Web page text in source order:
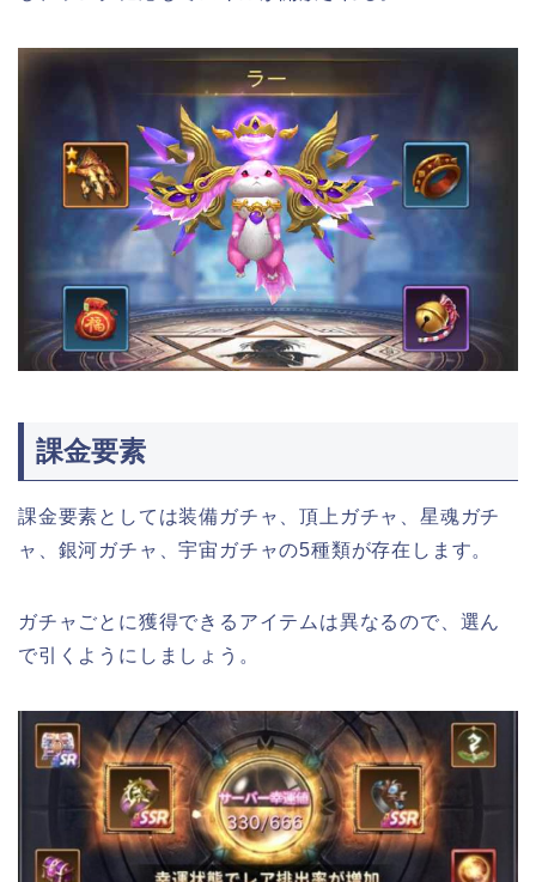
課金要素
課金要素としては装備ガチャ、頂上ガチャ、星魂ガチ
ャ、銀河ガチャ、宇宙ガチャの5種類が存在します。
ガチャごとに獲得できるアイテムは異なるので、選ん
で引くようにしましょう。